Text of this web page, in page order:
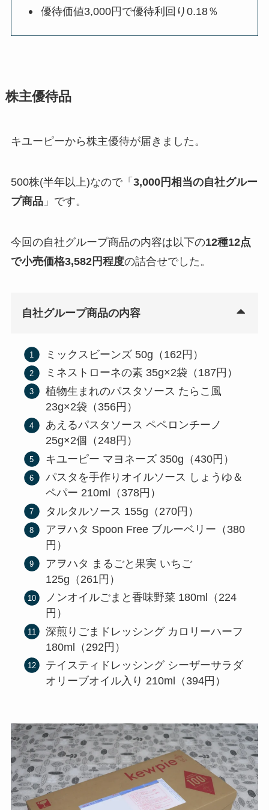
優待価値3,000円で優待利回り0.18％
株主優待品
キユーピーから株主優待が届きました。
500株(半年以上)なので「 3,000円相当の自社グルー
プ商品」です。
今回の自社グループ商品の内容は以下の12種12点
で小売価格3,582円程度の詰合せでした。
自社グループ商品の内容
ミックスビーンズ 50g（162円）
ミネストローネの素 35g×2袋（187円）
植物生まれのパスタソース たらこ風
23g×2袋（356円）
あえるパスタソース ペペロンチーノ
25g×2個（248円）
キユーピー マヨネーズ 350g（430円）
パスタを手作りオイルソース しょうゆ＆
ペパー 210ml（378円）
タルタルソース 155g（270円）
アヲハタ Spoon Free ブルーベリー（380
円）
アヲハタ まるごと果実 いちご
125g（261円）
ノンオイルごまと香味野菜 180ml（224
円）
深煎りごまドレッシング カロリーハーフ
180ml（292円）
テイスティドレッシング シーザーサラダ
オリーブオイル入り 210ml（394円）